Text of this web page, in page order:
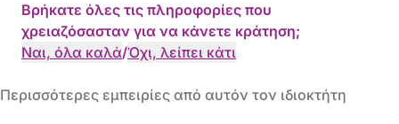
Βρήκατε όλες τις πληροφορίες που
χρειαζόσασταν για να κάνετε κράτηση;
Ναι, όλα καλά/Όχι, λείπει κάτι
Περισσότερες εμπειρίες από αυτόν τον ιδιοκτήτη